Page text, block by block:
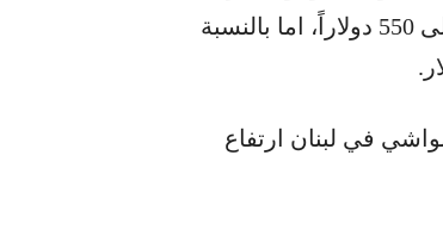
فيبدأ من 450 دولار ويرتفع بحسب الحجم والنوعية ليصل إلى 550 دولاراً، اما بالنسبة
في لبنان ارتفاع